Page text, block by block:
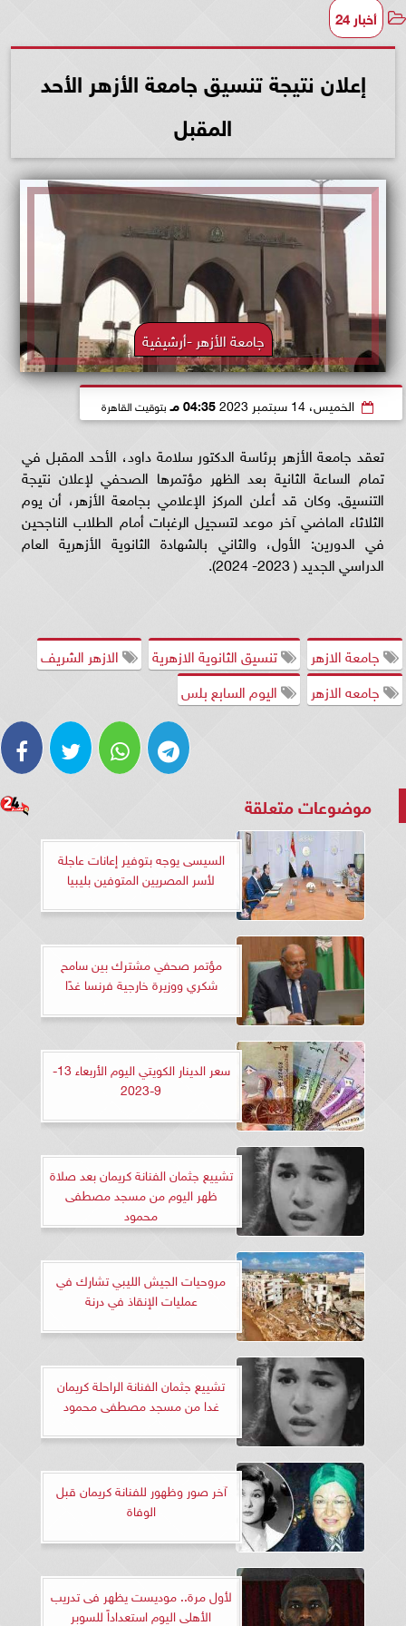
أخبار 24
إعلان نتيجة تنسيق جامعة الأزهر الأحد
المقبل
جامعة الأزهر -أرشيفية
الخميس، 14 سبتمبر 2023 04:35 مـ بتوقيت القاهرة
تعقد جامعة الأزهر برئاسة الدكتور سلامة داود، الأحد المقبل في
تمام الساعة الثانية بعد الظهر مؤتمرها الصحفي لإعلان نتيجة
التنسيق. وكان قد أعلن المركز الإعلامي بجامعة الأزهر، أن يوم
الثلاثاء الماضي آخر موعد لتسجيل الرغبات أمام الطلاب الناجحين
في الدورين: الأول، والثاني بالشهادة الثانوية الأزهرية العام
الدراسي الجديد ( 2023- 2024).
جامعة الازهر تنسيق الثانوية الازهرية
الازهر الشريف
جامعه الازهر
اليوم السابع بلس
موضوعات متعلقة
السيسى يوجه بتوفير إعانات عاجلة
لأسر المصريين المتوفين بليبيا
مؤتمر صحفي مشترك بين سامح
شكري ووزيرة خارجية فرنسا غدًا
سعر الدينار الكويتي اليوم الأربعاء 13-
9-2023
تشييع جثمان الفنانة كريمان بعد صلاة
ظهر اليوم من مسجد مصطفى
محمود
مروحيات الجيش الليبي تشارك في
عمليات الإنقاذ في درنة
تشييع جثمان الفنانة الراحلة كريمان
غدا من مسجد مصطفى محمود
آخر صور وظهور للفنانة كريمان قبل
الوفاة
لأول مرة.. موديست يظهر فى تدريب
الأهلى اليوم استعداداً للسوبر